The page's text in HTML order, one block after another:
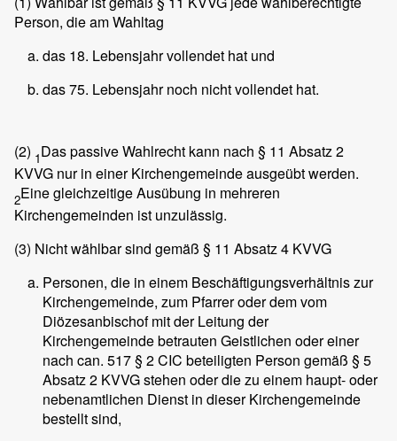
Person, die am Wahltag
das 18. Lebensjahr vollendet hat und
das 75. Lebensjahr noch nicht vollendet hat.
(2) 1Das passive Wahlrecht kann nach § 11 Absatz 2
KVVG nur in einer Kirchengemeinde ausgeübt werden.
2Eine gleichzeitige Ausübung in mehreren
Kirchengemeinden ist unzulässig.
(3) Nicht wählbar sind gemäß § 11 Absatz 4 KVVG
Personen, die in einem Beschäftigungsverhältnis zur
Kirchengemeinde, zum Pfarrer oder dem vom
Diözesanbischof mit der Leitung der
Kirchengemeinde betrauten Geistlichen oder einer
nach can. 517 § 2 CIC beteiligten Person gemäß § 5
Absatz 2 KVVG stehen oder die zu einem haupt- oder
nebenamtlichen Dienst in dieser Kirchengemeinde
bestellt sind,